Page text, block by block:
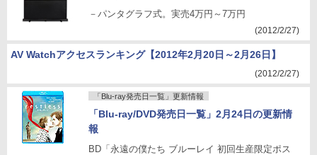
－パンタグラフ式。実売4万円～7万円
(2012/2/27)
AV Watchアクセスランキング【2012年2月20日～2月26日】
(2012/2/27)
「Blu-ray発売日一覧」更新情報
「Blu-ray/DVD発売日一覧」2月24日の更新情
報
BD「永遠の僕たち ブルーレイ 初回生産限定ポス